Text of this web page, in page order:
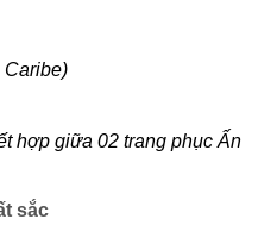
Caribe)
hợp giữa 02 trang phục Ấn
sắc